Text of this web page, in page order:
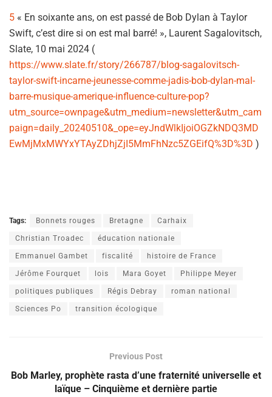
5 « En soixante ans, on est passé de Bob Dylan à Taylor
Swift, c’est dire si on est mal barré! », Laurent Sagalovitsch,
Slate, 10 mai 2024 (
https://www.slate.fr/story/266787/blog-sagalovitsch-
taylor-swift-incarne-jeunesse-comme-jadis-bob-dylan-mal-
barre-musique-amerique-influence-culture-pop?
utm_source=ownpage&utm_medium=newsletter&utm_cam
paign=daily_20240510&_ope=eyJndWlkIjoiOGZkNDQ3MD
EwMjMxMWYxYTAyZDhjZjI5MmFhNzc5ZGEifQ%3D%3D )
Tags: Bonnets rouges Bretagne Carhaix
Christian Troadec éducation nationale
Emmanuel Gambet fiscalité histoire de France
Jérôme Fourquet lois Mara Goyet Philippe Meyer
politiques publiques Régis Debray roman national
Sciences Po transition écologique
Previous Post
Bob Marley, prophète rasta d’une fraternité universelle et
laïque – Cinquième et dernière partie